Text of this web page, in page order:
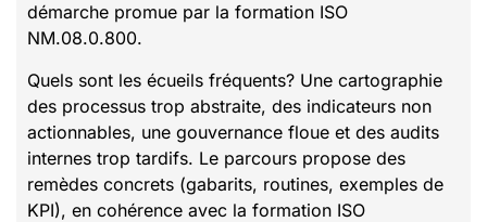
démarche promue par la formation ISO
NM.08.0.800.
Quels sont les écueils fréquents? Une cartographie
des processus trop abstraite, des indicateurs non
actionnables, une gouvernance floue et des audits
internes trop tardifs. Le parcours propose des
remèdes concrets (gabarits, routines, exemples de
KPI), en cohérence avec la formation ISO